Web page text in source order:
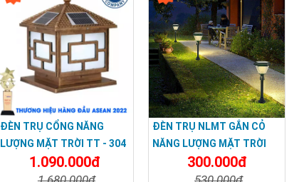
ĐÈN TRỤ CỔNG NĂNG
LƯỢNG MẶT TRỜI TT - 304
Màu Vàng1.090.000đ
ĐÈN TRỤ NLMT GẮN CỎ
NĂNG LƯỢNG MẶT TRỜI
300.000đ